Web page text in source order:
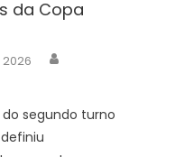
da Copa
segundo turno